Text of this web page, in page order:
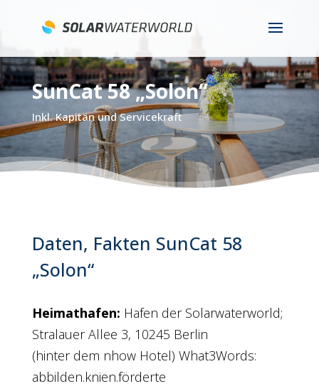
SunCat 58 „Solon“
Inkl. Kapitän und Servicekraft
Daten, Fakten SunCat 58
„Solon“
Heimathafen: Hafen der Solarwaterworld;
Stralauer Allee 3, 10245 Berlin
(hinter dem nhow Hotel) What3Words:
abbilden.knien.förderte